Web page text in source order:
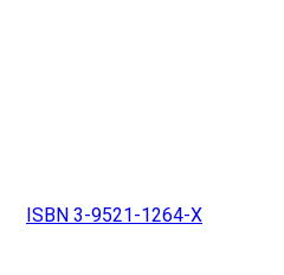
ISBN 3-9521-1264-X